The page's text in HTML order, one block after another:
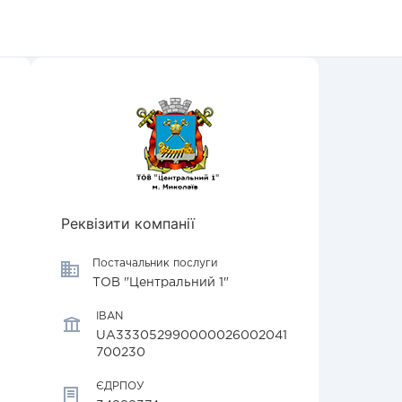
Реквізити компанії
Постачальник послуги
ТОВ "Центральний 1"
IBAN
UA333052990000026002041
700230
ЄДРПОУ